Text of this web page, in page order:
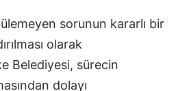
sorunun kararlı bir
olarak
Belediyesi, sürecin
dolayı